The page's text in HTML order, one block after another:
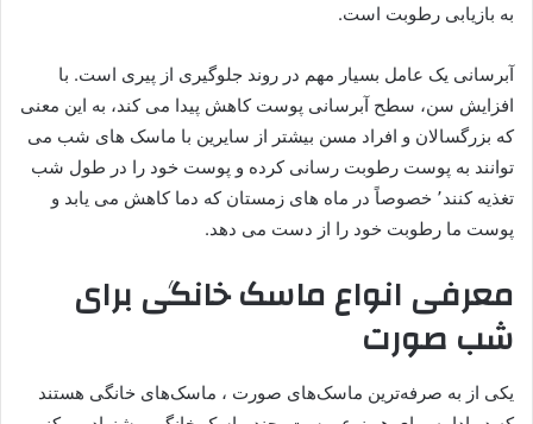
به بازیابی رطوبت است.
آبرسانی یک عامل بسیار مهم در روند جلوگیری از پیری است. با
افزایش سن، سطح آبرسانی پوست کاهش پیدا می کند، به این معنی
که بزرگسالان و افراد مسن بیشتر از سایرین با ماسک های شب می
توانند به پوست رطوبت رسانی کرده و پوست خود را در طول شب
تغذیه کنند٬ خصوصاً در ماه های زمستان که دما کاهش می یابد و
پوست ما رطوبت خود را از دست می دهد.
معرفی انواع ماسک خانگی برای
شب صورت
یکی از به صرفه‌ترین ماسک‌های صورت ، ماسک‌های خانگی هستند